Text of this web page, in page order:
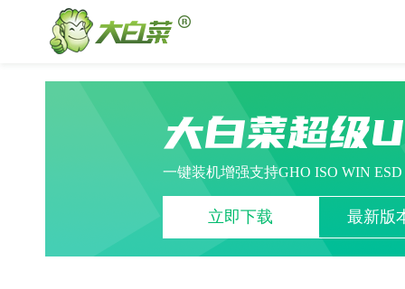
大白菜超级
一键装机增强支持GHO ISO WIN
立即下载 最新版